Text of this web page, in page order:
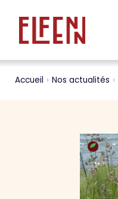
Accueil › Nos actualités ›